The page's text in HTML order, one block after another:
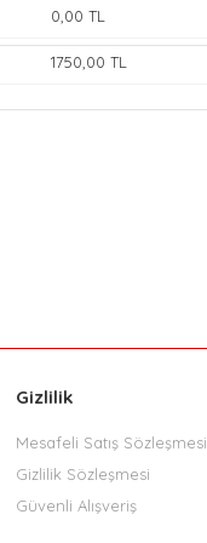
0 ,00 TL
1750 ,00 TL
Gizlilik
Mesafeli Satış Sözleşmesi
Gizlilik Sözleşmesi
Güvenli Alışveriş